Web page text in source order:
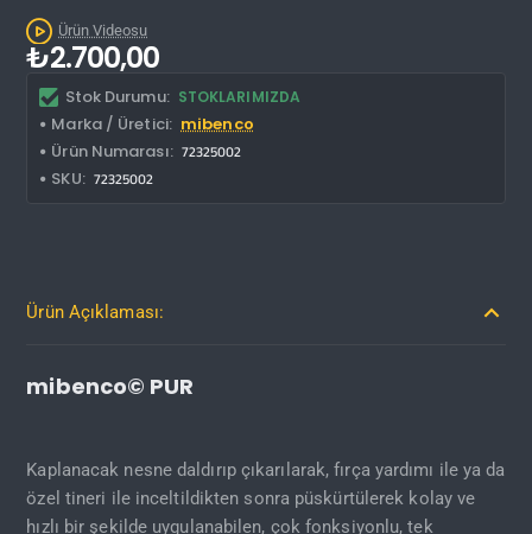
Ürün Videosu
Stok Durumu: STOKLARIMIZDA
Marka / Üretici: mibenco
Ürün Numarası: 72325002
SKU: 72325002
₺2.700,00
Ürün Açıklaması:
mibenco© PUR
Kaplanacak nesne daldırıp çıkarılarak, fırça yardımı ile ya da
özel tineri ile inceltildikten sonra püskürtülerek kolay ve
hızlı bir şekilde uygulanabilen, çok fonksiyonlu, tek